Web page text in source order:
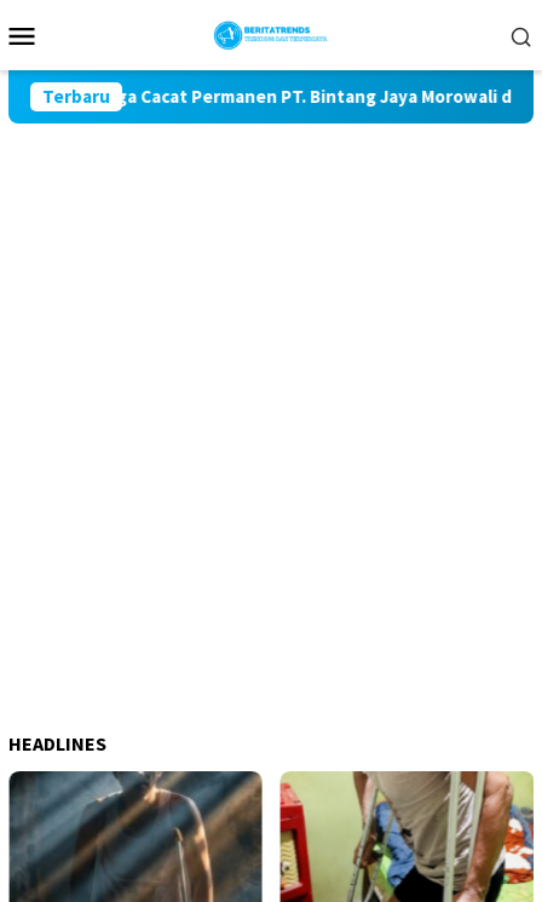
ke
Mobile
Terbaru
Diduga Cacat Permanen PT. Bintang Jaya Morowali di
HEADLINES